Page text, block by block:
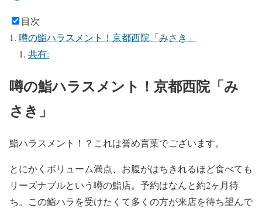
目次
噂の鮨ハラスメント！京都西院「みさき」
共有:
噂の鮨ハラスメント！京都西院「み
さき」
鮨ハラスメント！？これは誉め言葉でございます。
とにかくボリューム満点、お腹がはちきれるほど食べても
リーズナブルという噂の鮨店。予約はなんと約2ヶ月待
ち。この鮨ハラを受けたくて多くの方が来店を待ち望んで